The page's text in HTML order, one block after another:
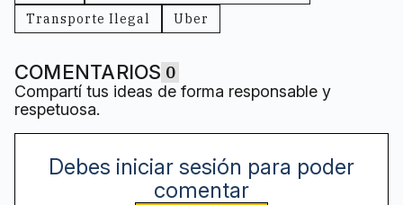
Transporte Ilegal
Uber
COMENTARIOS 0
Compartí tus ideas de forma responsable y
respetuosa.
Debes iniciar sesión para poder
comentar